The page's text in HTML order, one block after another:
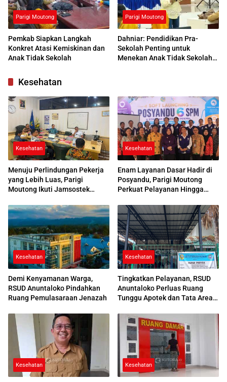
Parigi Moutong
Pemkab Siapkan Langkah
Konkret Atasi Kemiskinan dan
Anak Tidak Sekolah
Parigi Moutong
Dahniar: Pendidikan Pra-
Sekolah Penting untuk
Menekan Anak Tidak Sekolah
Kesehatan
Kesehatan
Menuju Perlindungan Pekerja
yang Lebih Luas, Parigi
Moutong Ikuti Jamsostek
Kesehatan
Enam Layanan Dasar Hadir di
Posyandu, Parigi Moutong
Perkuat Pelayanan Hingga
Kesehatan
Demi Kenyamanan Warga,
RSUD Anuntaloko Pindahkan
Ruang Pemulasaraan Jenazah
Kesehatan
Tingkatkan Pelayanan, RSUD
Anuntaloko Perluas Ruang
Tunggu Apotek dan Tata Area
Kesehatan Kesehatan